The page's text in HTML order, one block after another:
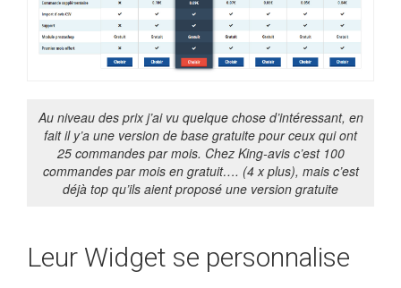
Au niveau des prix j’ai vu quelque chose d’intéressant, en
fait il y’a une version de base gratuite pour ceux qui ont
25 commandes par mois. Chez King-avis c’est 100
commandes par mois en gratuit…. (4 x plus), mais c’est
déjà top qu’ils aient proposé une version gratuite
Leur Widget se personnalise